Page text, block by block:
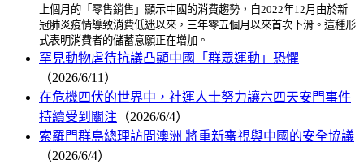
上個月的「零售銷售」顯示中國的消費趨勢，自2022年12月由於新
冠肺炎疫情導致消費低迷以來，三年零五個月以來首次下滑。這種形
式表明消費者的儲蓄意願正在增加。
罕見動物虐待抗議凸顯中國「群眾運動」恐懼
（2026/6/11）
在危機四伏的世界中，社運人士努力讓六四天安門事件
持續受到關注 （2026/6/4）
索羅門群島總理訪問澳洲 將重新審視與中國的安全協議
（2026/6/4）